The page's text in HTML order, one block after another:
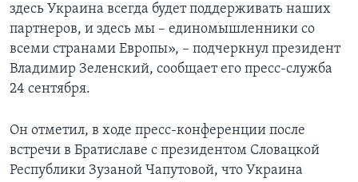
здесь Украина всегда будет поддерживать наших
партнеров, и здесь мы – единомышленники со
всеми странами Европы», – подчеркнул президент
Владимир Зеленский, сообщает его пресс-служба
24 сентября.
Он отметил, в ходе пресс-конференции после
встречи в Братиславе с президентом Словацкой
Республики Зузаной Чапутовой, что Украина